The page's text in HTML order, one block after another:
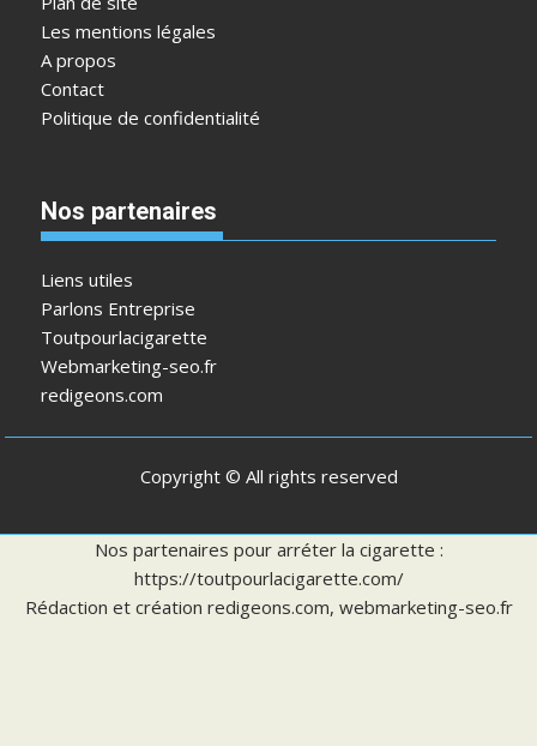
Les mentions légales
A propos
Contact
Politique de confidentialité
Nos partenaires
Liens utiles
Parlons Entreprise
Toutpourlacigarette
Webmarketing-seo.fr
redigeons.com
Copyright © All rights reserved
Nos partenaires pour arréter la cigarette :
https://toutpourlacigarette.com/
Rédaction et création redigeons.com, webmarketing-seo.fr